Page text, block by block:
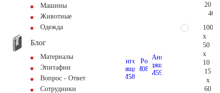
Машины
Животные
Одежда
Блог
Материалы
Эпитафии
Вопрос - Ответ
Сотрудники
20
100
x
50
x
10
15
x
60